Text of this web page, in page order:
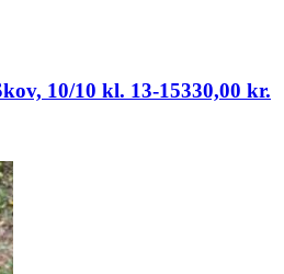
10/10 kl. 13-15330,00 kr.